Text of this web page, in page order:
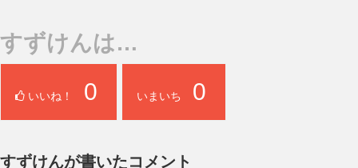
すずけんは…
いいね！ 0 いまいち 0
すずけんが書いたコメント